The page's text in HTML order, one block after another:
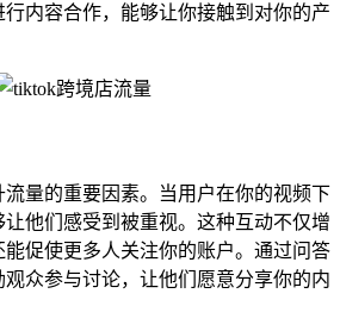
内容合作，能够让你接触到对你的产
量的重要因素。当用户在你的视频下
他们感受到被重视。这种互动不仅增
促使更多人关注你的账户。通过问答
众参与讨论，让他们愿意分享你的内